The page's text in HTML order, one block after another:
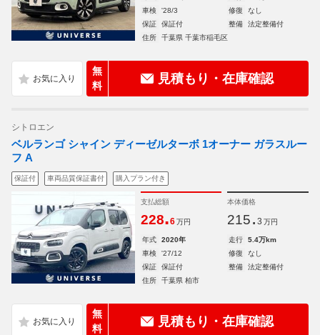
車検
'28/3 修復
なし
保証
保証付 整備
法定整備付
住所
千葉県 千葉市稲毛区
無
料
見積もり・在庫確認
シトロエン
ベルランゴ シャイン ディーゼルターボ 1オーナー ガラスルー
フ A
保証付 車両品質保証書付 購入プラン付き
支払総額
228.6 万円
本体価格
215. 3 万円
年式 2020年 走行
5.4万km
車検
'27/12 修復
なし
保証
保証付 整備
法定整備付
住所
千葉県 柏市
無
料
見積もり・在庫確認